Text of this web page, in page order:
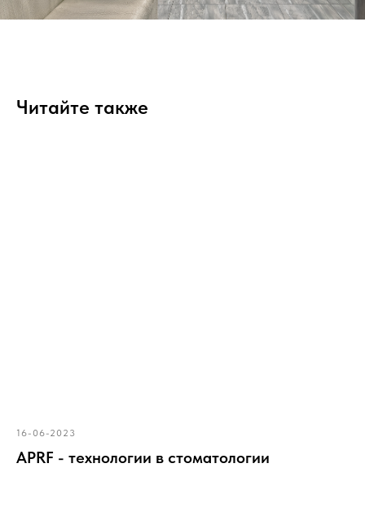
Читайте также
16-06-2023
APRF - технологии в стоматологии